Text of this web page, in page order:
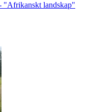
"Afrikanskt landskap"